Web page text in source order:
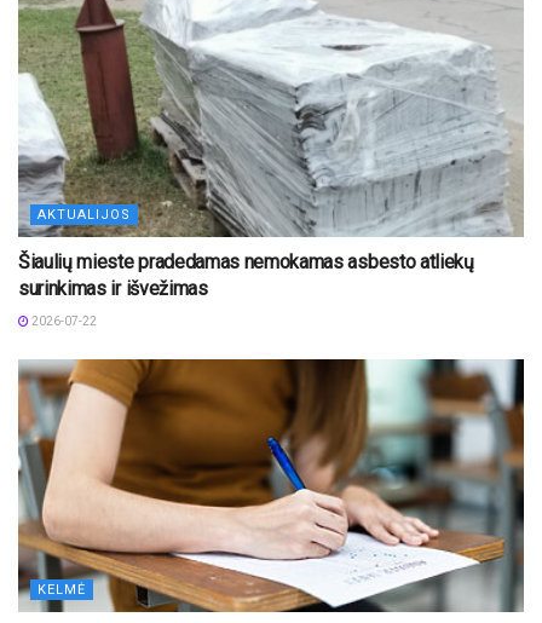
AKTUALIJOS
Šiaulių mieste pradedamas nemokamas asbesto atliekų
surinkimas ir išvežimas
2026-07-22
KELMĖ